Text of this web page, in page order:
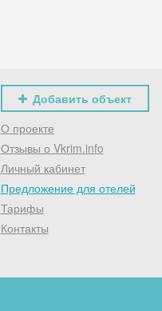
Добавить объект
О проекте
Отзывы о Vkrim.info
Личный кабинет
Предложение для отелей
Тарифы
Контакты